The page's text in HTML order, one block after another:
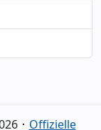
･ Offizielle